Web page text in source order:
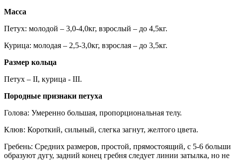
Масса
Петух: молодой – 3,0-4,0кг, взрослый – до 4,5кг.
Курица: молодая – 2,5-3,0кг, взрослая – до 3,5кг.
Размер кольца
Петух – II, курица - III.
Породные признаки петуха
Голова: Умеренно большая, пропорциональная телу.
Клюв: Короткий, сильный, слегка загнут, желтого цвета.
Гребень: Средних размеров, простой, прямостоящий, с 5-6
образуют дугу, задний конец гребня следует линии затылка, но